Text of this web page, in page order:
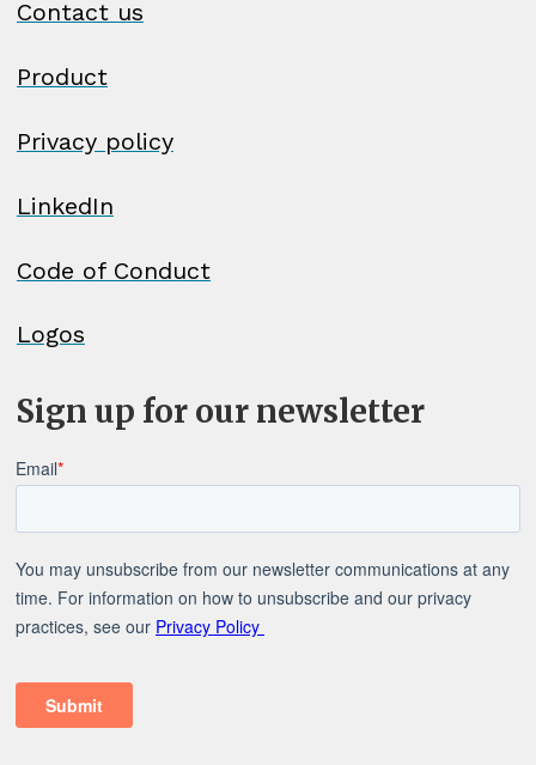
Contact us
Product
Privacy policy
LinkedIn
Code of Conduct
Logos
Sign up for our newsletter